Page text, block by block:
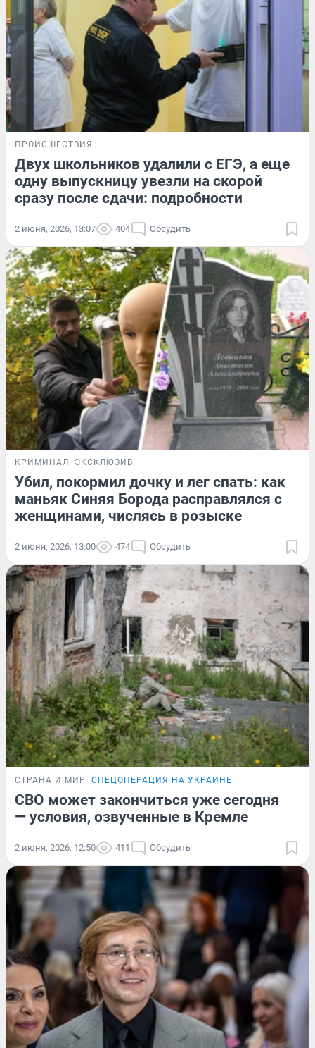
ПРОИСШЕСТВИЯ
Двух школьников удалили с ЕГЭ, а еще
одну выпускницу увезли на скорой
сразу после сдачи: подробности
2 июня, 2026, 13:07 404 Обсудить
КРИМИНАЛ ЭКСКЛЮЗИВ
Убил, покормил дочку и лег спать: как
маньяк Синяя Борода расправлялся с
женщинами, числясь в розыске
2 июня, 2026, 13:00 474 Обсудить
СТРАНА И МИР СПЕЦОПЕРАЦИЯ НА УКРАИНЕ
СВО может закончиться уже сегодня
— условия, озвученные в Кремле
2 июня, 2026, 12:50 411 Обсудить